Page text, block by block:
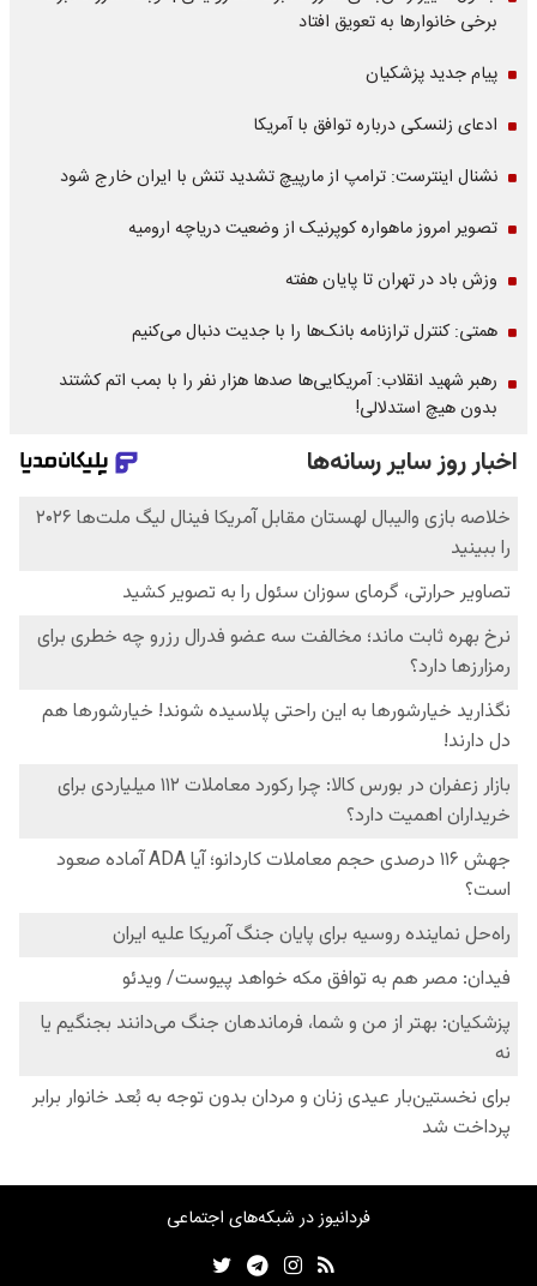
برخی خانوارها به تعویق افتاد
پیام جدید پزشکیان
ادعای زلنسکی درباره توافق با آمریکا
نشنال اینترست: ترامپ از مارپیچ تشدید تنش با ایران خارج شود
تصویر امروز ماهواره کوپرنیک از وضعیت دریاچه ارومیه
وزش باد در تهران تا پایان هفته
همتی: کنترل ترازنامه بانک‌ها را با جدیت دنبال می‌کنیم
رهبر شهید انقلاب: آمریکایی‌ها صدها هزار نفر را با بمب اتم کشتند
بدون هیچ استدلالی!
فردانیوز در شبکه‌های اجتماعی